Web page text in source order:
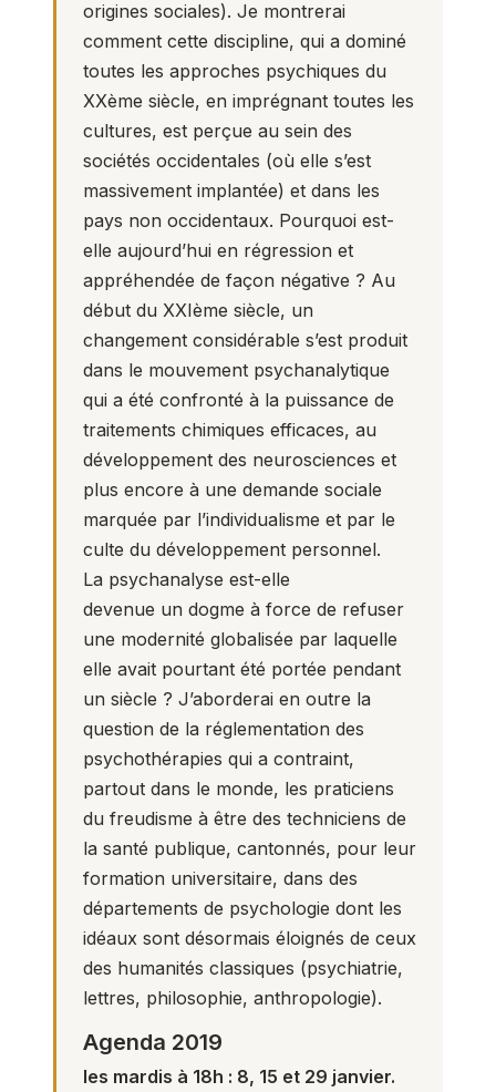
origines sociales). Je montrerai
comment cette discipline, qui a dominé
toutes les approches psychiques du
XXème siècle, en imprégnant toutes les
cultures, est perçue au sein des
sociétés occidentales (où elle s’est
massivement implantée) et dans les
pays non occidentaux. Pourquoi est-
elle aujourd’hui en régression et
appréhendée de façon négative ? Au
début du XXIème siècle, un
changement considérable s’est produit
dans le mouvement psychanalytique
qui a été confronté à la puissance de
traitements chimiques efficaces, au
développement des neurosciences et
plus encore à une demande sociale
marquée par l’individualisme et par le
culte du développement personnel.
La psychanalyse est-elle
devenue un dogme à force de refuser
une modernité globalisée par laquelle
elle avait pourtant été portée pendant
un siècle ? J’aborderai en outre la
question de la réglementation des
psychothérapies qui a contraint,
partout dans le monde, les praticiens
du freudisme à être des techniciens de
la santé publique, cantonnés, pour leur
formation universitaire, dans des
départements de psychologie dont les
idéaux sont désormais éloignés de ceux
des humanités classiques (psychiatrie,
lettres, philosophie, anthropologie).
Agenda 2019
les mardis à 18h : 8, 15 et 29 janvier.